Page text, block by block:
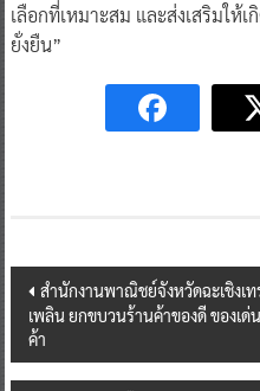
เลือกที่เหมาะสม และส่งเสริมให้
ยั่งยืน”
Post
navigation
สำนักงานพาณิชย์จังหวัดฉะเชิงเ
เพลิน ยกขบวนร้านค้าของดี ของเ
ค้า